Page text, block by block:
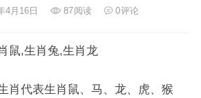
4月16日 87阅读 0评论
鼠,生肖兔,生肖龙
肖代表生肖鼠、马、龙、虎、猴